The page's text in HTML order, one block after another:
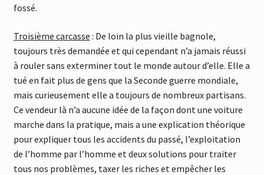
fossé.
Troisième carcasse : De loin la plus vieille bagnole,
toujours très demandée et qui cependant n’a jamais réussi
à rouler sans exterminer tout le monde autour d’elle. Elle a
tué en fait plus de gens que la Seconde guerre mondiale,
mais curieusement elle a toujours de nombreux partisans.
Ce vendeur là n’a aucune idée de la façon dont une voiture
marche dans la pratique, mais a une explication théorique
pour expliquer tous les accidents du passé, l’exploitation
de l’homme par l’homme et deux solutions pour traiter
tous nos problèmes, taxer les riches et empêcher les